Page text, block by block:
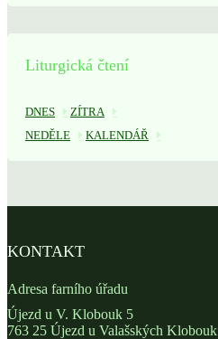
Liturgická čtení
DNES
ZÍTRA
NEDĚLE
KALENDÁŘ
KONTAKT
Adresa farního úřadu
Újezd u V. Klobouk 5
763 25 Újezd u Valašských Klobouk